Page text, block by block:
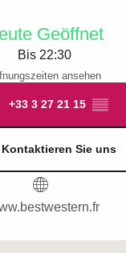
Geöffnet
Bis 22:30
ansehen
+33 3 27 21 15 ▒▒
Kontaktieren Sie uns